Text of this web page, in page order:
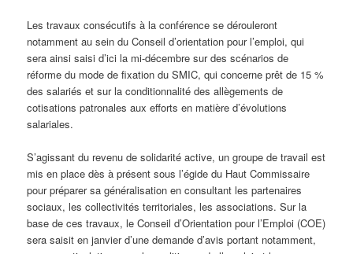
Les travaux consécutifs à la conférence se dérouleront
notamment au sein du Conseil d’orientation pour l’emploi, qui
sera ainsi saisi d’ici la mi-décembre sur des scénarios de
réforme du mode de fixation du SMIC, qui concerne prêt de 15 %
des salariés et sur la conditionnalité des allègements de
cotisations patronales aux efforts en matière d’évolutions
salariales.
S’agissant du revenu de solidarité active, un groupe de travail est
mis en place dès à présent sous l’égide du Haut Commissaire
pour préparer sa généralisation en consultant les partenaires
sociaux, les collectivités territoriales, les associations. Sur la
base de ces travaux, le Conseil d’Orientation pour l’Emploi (COE)
sera saisit en janvier d’une demande d’avis portant notamment,